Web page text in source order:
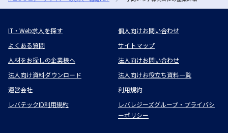
IT・Web求人を探す
個人向けお問い合わせ
よくある質問
サイトマップ
人材をお探しの企業様へ
法人向けお問い合わせ
法人向け資料ダウンロード
法人向けお役立ち資料一覧
運営会社
利用規約
レバテックID利用規約
レバレジーズグループ・プライバシ
ーポリシー